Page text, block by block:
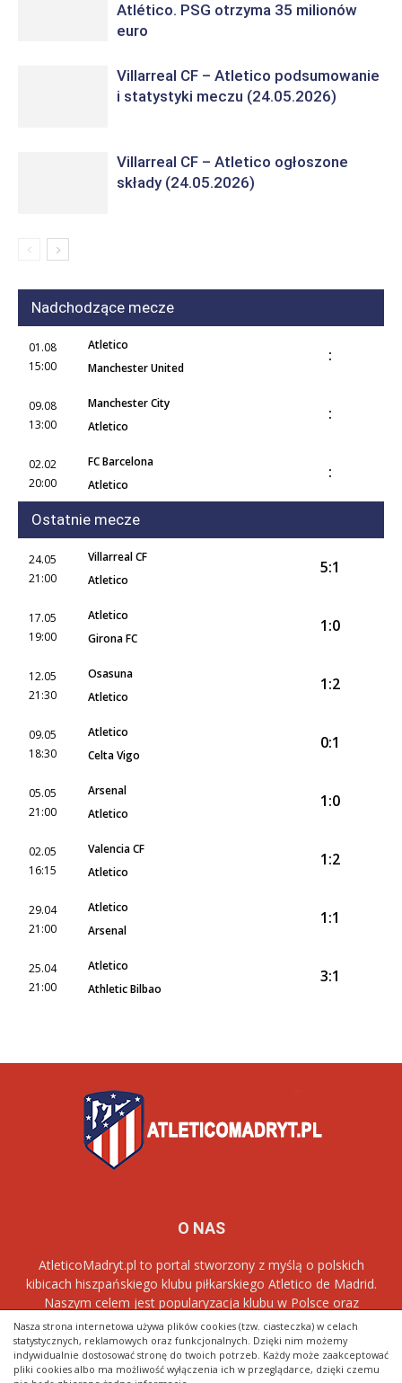
Nasza strona internetowa używa plików cookies (tzw. ciasteczka) w celach
statystycznych, reklamowych oraz funkcjonalnych. Dzięki nim możemy
indywidualnie dostosować stronę do twoich potrzeb. Każdy może zaakceptować
pliki cookies albo ma możliwość wyłączenia ich w przeglądarce, dzięki czemu
Atlético. PSG otrzyma 35 milionów
euro
Villarreal CF – Atletico podsumowanie
i statystyki meczu (24.05.2026)
Villarreal CF – Atletico ogłoszone
składy (24.05.2026)
Nadchodzące mecze
01.08
15:00
Atletico
Manchester United
:
09.08
13:00
Manchester City
Atletico
:
02.02
20:00
FC Barcelona
Atletico
:
Ostatnie mecze
24.05
21:00
Villarreal CF
Atletico
5:1
17.05
19:00
Atletico
Girona FC
1:0
12.05
21:30
Osasuna
Atletico
1:2
09.05
18:30
Atletico
Celta Vigo
0:1
05.05
21:00
Arsenal
Atletico
1:0
02.05
16:15
Valencia CF
Atletico
1:2
29.04
21:00
Atletico
Arsenal
1:1
25.04
21:00
Atletico
Athletic Bilbao
3:1
O NAS
AtleticoMadryt.pl to portal stworzony z myślą o polskich
kibicach hiszpańskiego klubu piłkarskiego Atletico de Madrid.
Naszym celem jest popularyzacja klubu w Polsce oraz
dostarczanie najnowszych informacji dotyczących zespołu
Rojiblancos.